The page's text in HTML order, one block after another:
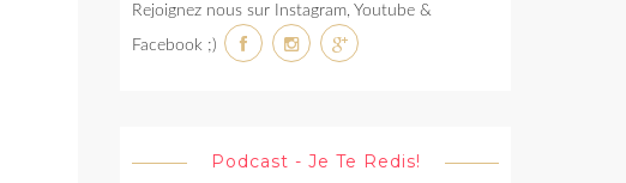
Rejoignez nous sur Instagram, Youtube &
Facebook ;)
Podcast - Je Te Redis!